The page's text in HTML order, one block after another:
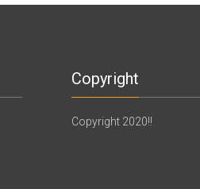
Copyright
Copyright 2020!!